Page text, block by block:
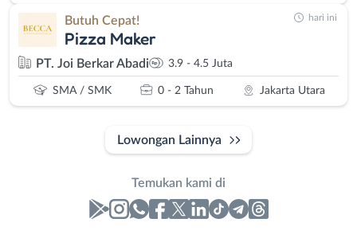
Butuh Cepat!
Pizza Maker
PT. Joi Berkar Abadi 3.9 - 4.5 Juta
SMA / SMK 0 - 2 Tahun Jakarta Utara
hari ini
Lowongan Lainnya
Temukan kami di